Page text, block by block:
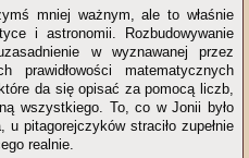
mniej ważnym, ale to właśnie
i astronomii. Rozbudowywanie
w wyznawanej przez
matematycznych
da się opisać za pomocą liczb,
wszystkiego. To, co w Jonii było
pitagorejczyków straciło zupełnie
realnie.